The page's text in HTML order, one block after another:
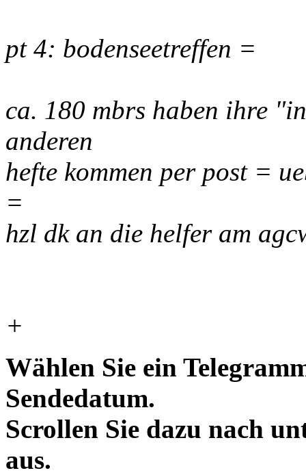
pt 4: bodenseetreffen =
ca. 180 mbrs haben ihre
anderen
hefte kommen per post =
=
hzl dk an die helfer am
+
Wählen Sie ein
Sendedatum.
Scrollen Sie dazu nach
aus.